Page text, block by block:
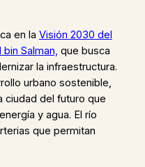
en la Visión 2030 del
Salman, que busca
la infraestructura.
urbano sostenible,
ciudad del futuro que
y agua. El río
que permitan